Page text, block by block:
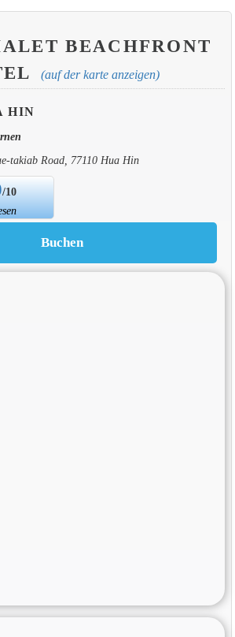
BEACHFRONT
(auf der karte anzeigen)
HIN
takiab Road, 77110 Hua Hin
/10